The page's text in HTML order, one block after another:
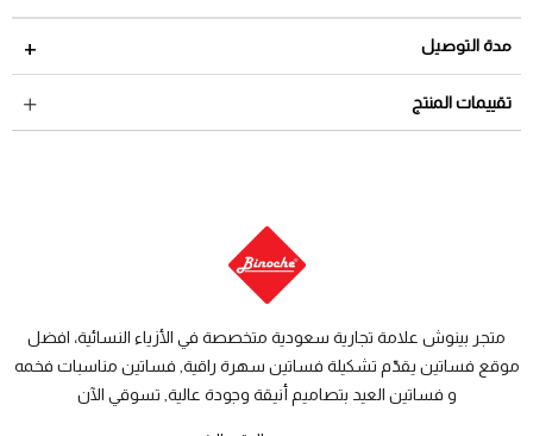
مدة الاسترجاع 2 أيام من تاريخ استلام الطلب
لمراجعة سياسة الاسترجاع عبر الرابط التالي
مدة التوصيل
داخل السعودية: من 3 الى 8 أيام عمل
تقييمات المنتج
متجر بينوش علامة تجارية سعودية متخصصة في الأزياء النسائية، افضل
موقع فساتين يقدّم تشكيلة فساتين سهرة راقية, فساتين مناسبات فخمه
و فساتين العيد بتصاميم أنيقة وجودة عالية, تسوقي الآن